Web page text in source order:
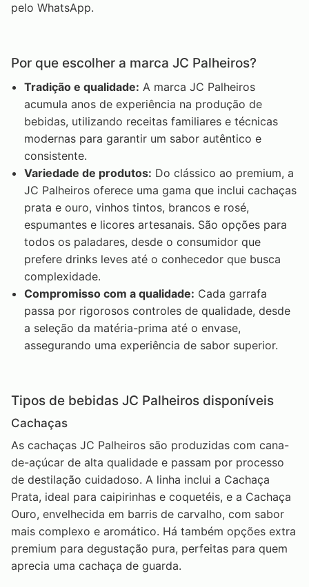
pelo WhatsApp.
Por que escolher a marca JC Palheiros?
Tradição e qualidade: A marca JC Palheiros
acumula anos de experiência na produção de
bebidas, utilizando receitas familiares e técnicas
modernas para garantir um sabor autêntico e
consistente.
Variedade de produtos: Do clássico ao premium, a
JC Palheiros oferece uma gama que inclui cachaças
prata e ouro, vinhos tintos, brancos e rosé,
espumantes e licores artesanais. São opções para
todos os paladares, desde o consumidor que
prefere drinks leves até o conhecedor que busca
complexidade.
Compromisso com a qualidade: Cada garrafa
passa por rigorosos controles de qualidade, desde
a seleção da matéria-prima até o envase,
assegurando uma experiência de sabor superior.
Tipos de bebidas JC Palheiros disponíveis
Cachaças
As cachaças JC Palheiros são produzidas com cana-
de-açúcar de alta qualidade e passam por processo
de destilação cuidadoso. A linha inclui a Cachaça
Prata, ideal para caipirinhas e coquetéis, e a Cachaça
Ouro, envelhecida em barris de carvalho, com sabor
mais complexo e aromático. Há também opções extra
premium para degustação pura, perfeitas para quem
aprecia uma cachaça de guarda.